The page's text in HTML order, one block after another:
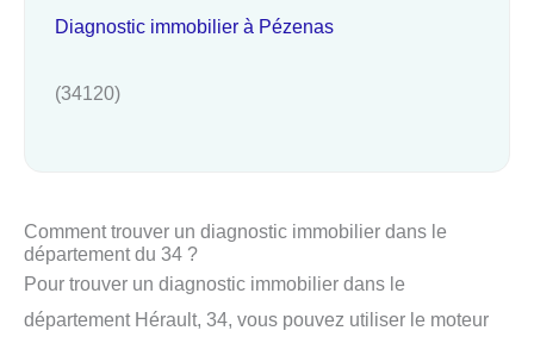
Diagnostic immobilier à Pézenas
(34120)
Comment trouver un diagnostic immobilier dans le
département du 34 ?
Pour trouver un diagnostic immobilier dans le
département Hérault, 34, vous pouvez utiliser le moteur